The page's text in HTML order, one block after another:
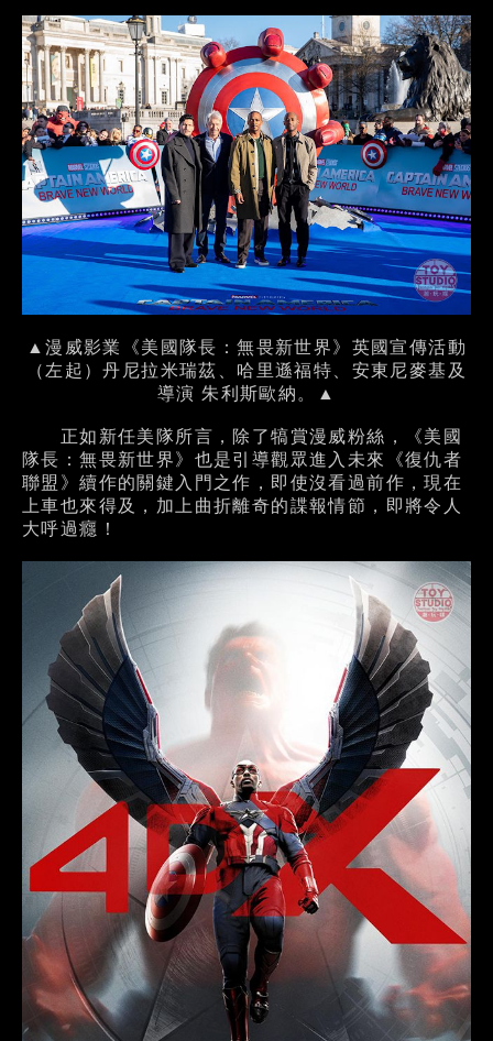
▲漫威影業《美國隊長：無畏新世界》英國宣傳活動
（左起）丹尼拉米瑞茲、哈里遜福特、安東尼麥基及
導演 朱利斯歐納。▲
正如新任美隊所言，除了犒賞漫威粉絲，《美國
隊長：無畏新世界》也是引導觀眾進入未來《復仇者
聯盟》續作的關鍵入門之作，即使沒看過前作，現在
上車也來得及，加上曲折離奇的諜報情節，即將令人
大呼過癮！